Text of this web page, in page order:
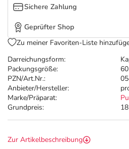
Darreichungsform:
Packungsgröße:
PZN/Art.Nr.:
Anbieter/Hersteller:
Marke/Präparat:
Grundpreis:
Sichere Zahlung
Geprüfter Shop
Zu meiner Favoriten-Liste
Zur Artikelbeschreibung